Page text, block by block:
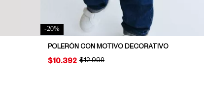
-20%
POLERÓN CON MOTIVO DECORATIVO
ORIGINAL PRICE:
$12.990
PRICE:
$10.392